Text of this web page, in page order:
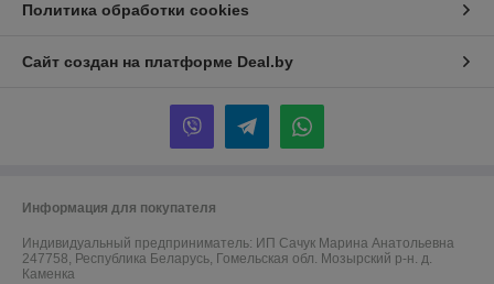
Политика обработки cookies
Сайт создан на платформе Deal.by
Информация для покупателя
Индивидуальный предприниматель: ИП Сачук Марина Анатольевна
247758, Республика Беларусь, Гомельская обл. Мозырский р-н. д.
Каменка